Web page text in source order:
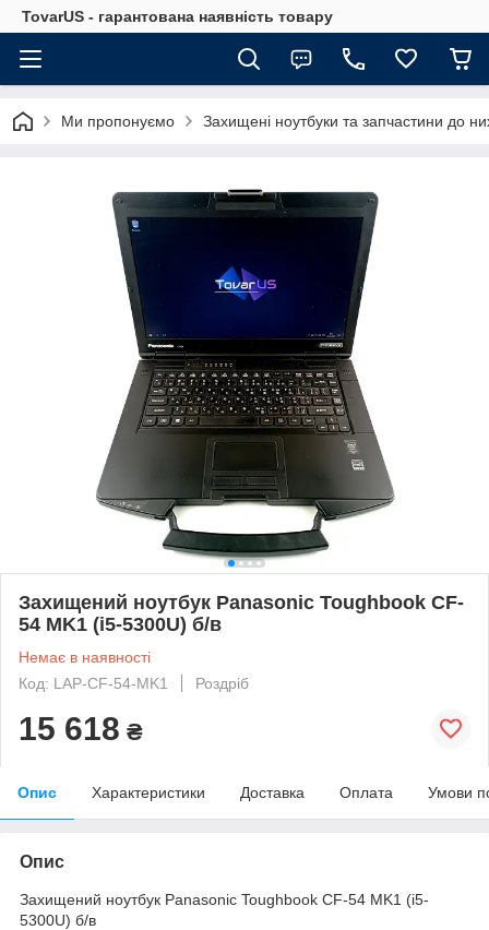
TovarUS - гарантована наявність товару
Ми пропонуємо Захищені ноутбуки та запчастини до
Захищений ноутбук Panasonic Toughbook CF-
54 MK1 (i5-5300U) б/в
Немає в наявності
Код: LAP-CF-54-MK1
Роздріб
15 618 ₴
Опис Характеристики Доставка Оплата Умови
Опис
Захищений ноутбук Panasonic Toughbook CF-54 MK1 (i5-
5300U) б/в